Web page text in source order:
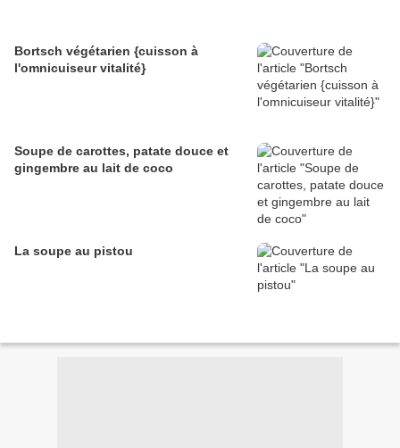
Bortsch végétarien {cuisson à
l'omnicuiseur vitalité}
Soupe de carottes, patate douce et
gingembre au lait de coco
La soupe au pistou